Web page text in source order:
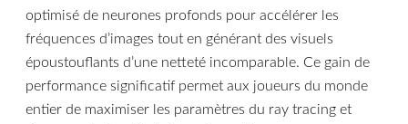
optimisé de neurones profonds pour accélérer les
fréquences d’images tout en générant des visuels
époustouflants d’une netteté incomparable. Ce gain de
performance significatif permet aux joueurs du monde
entier de maximiser les paramètres du ray tracing et